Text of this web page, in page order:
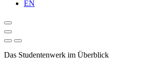
EN
Das Studentenwerk im Überblick